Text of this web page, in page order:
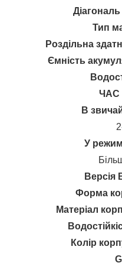
Тип
Роздільна
Ємність
ЧАС
В
У
Версія
Форма
Матеріал
Колір